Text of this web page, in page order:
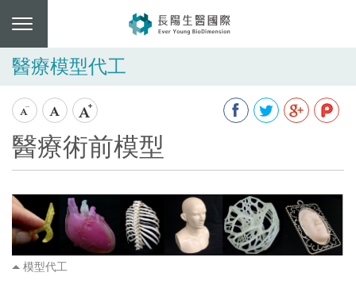
醫療模型代工
醫療術前模型
模型代工